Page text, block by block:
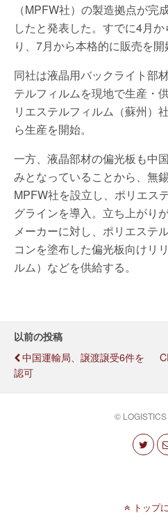
（MPFW社）の製造拠点が
したと発表した。すでに4月
り、7月から本格的に販売を開
同社は液晶用バックライト部
テルフィルムを現地で生産・
リエステルフィルム（蘇州）
ら生産を開始。
一方、液晶部材の偏光板も中
みとなっていることから、無
MPFW社を設立し、ポリエス
グラインを導入。立ち上がり
メーカーに対し、ポリエステ
コンを塗布した偏光板向けリ
ルム）などを供給する。
以前の投稿
中国運輸局、譲渡譲受6件を
認可
©
トップ